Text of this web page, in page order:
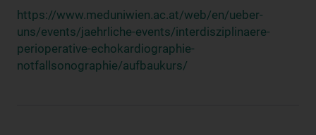
https://www.meduniwien.ac.at/web/en/ueber-
uns/events/jaehrliche-events/interdisziplinaere-
perioperative-echokardiographie-
notfallsonographie/aufbaukurs/